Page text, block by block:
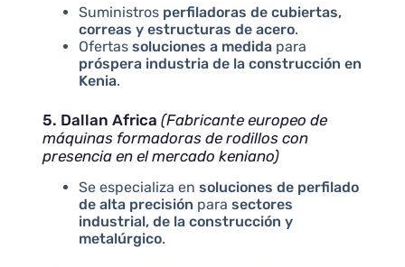
Suministros perfiladoras de cubiertas,
correas y estructuras de acero.
Ofertas soluciones a medidapara
próspera industria de la construcción en
Kenia.
5. Dallan Africa (Fabricante europeo de
máquinas formadoras de rodillos con
presencia en el mercado keniano)
Se especializa en soluciones de perfilado
de alta precisión para sectores
industrial, de la construcción y
metalúrgico.